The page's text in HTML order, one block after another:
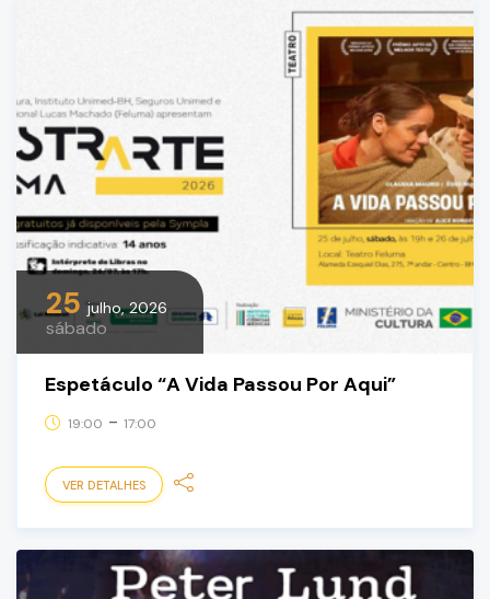
25 julho, 2026
sábado
Espetáculo “A Vida Passou Por Aqui”
19:00 - 17:00
VER DETALHES